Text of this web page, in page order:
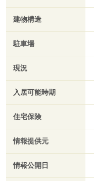
建物構造
駐車場
現況
入居可能時期
住宅保険
情報提供元
情報公開日